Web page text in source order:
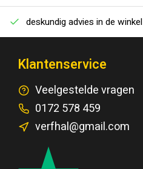
deskundig advies in de winkel
Klantenservice
Veelgestelde vragen
0172 578 459
verfhal@gmail.com